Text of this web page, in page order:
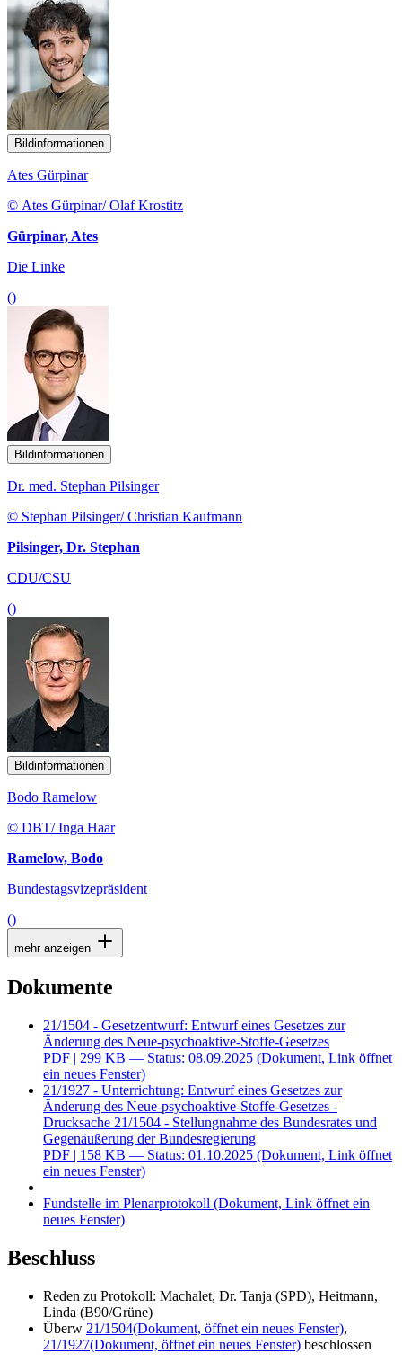
Bildinformationen
Ates Gürpinar
© Ates Gürpinar/ Olaf Krostitz
Gürpinar, Ates
Die Linke
()
Bildinformationen
Dr. med. Stephan Pilsinger
© Stephan Pilsinger/ Christian Kaufmann
Pilsinger, Dr. Stephan
CDU/CSU
()
Bildinformationen
Bodo Ramelow
© DBT/ Inga Haar
Ramelow, Bodo
Bundestagsvizepräsident
()
mehr anzeigen
Dokumente
21/1504 - Gesetzentwurf: Entwurf eines Gesetzes zur
Änderung des Neue-psychoaktive-Stoffe-Gesetzes
PDF | 299 KB — Status: 08.09.2025 (Dokument, Link öffnet
ein neues Fenster)
21/1927 - Unterrichtung: Entwurf eines Gesetzes zur
Änderung des Neue-psychoaktive-Stoffe-Gesetzes -
Drucksache 21/1504 - Stellungnahme des Bundesrates und
Gegenäußerung der Bundesregierung
PDF | 158 KB — Status: 01.10.2025 (Dokument, Link öffnet
ein neues Fenster)
Fundstelle im Plenarprotokoll (Dokument, Link öffnet ein
neues Fenster)
Beschluss
Reden zu Protokoll: Machalet, Dr. Tanja (SPD), Heitmann,
Linda (B90/Grüne)
Überw 21/1504(Dokument, öffnet ein neues Fenster),
21/1927(Dokument, öffnet ein neues Fenster) beschlossen